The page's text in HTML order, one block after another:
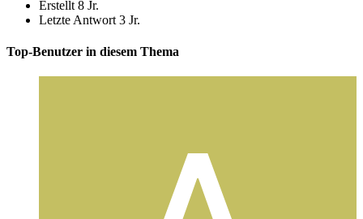
Erstellt 8 Jr.
Letzte Antwort 3 Jr.
Top-Benutzer in diesem Thema